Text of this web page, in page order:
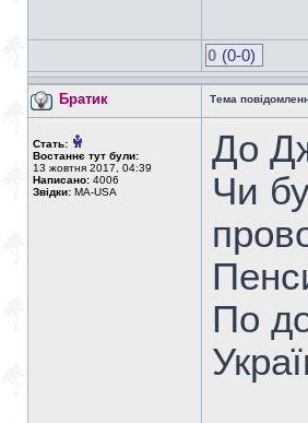
0 (0-0)
Братик Тема
Стать:
Востаннє тут були:
13 жовтня 2017, 04:39
Написано: 4006
Звідки: MA-USA
До
Чи
По